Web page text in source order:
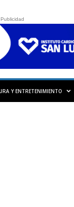
Publicidad
Y ENTRETENIMIENTO